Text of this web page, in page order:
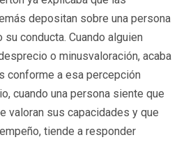
depositan sobre una persona
conducta. Cuando alguien
o minusvaloración, acaba
conforme a esa percepción
cuando una persona siente que
valoran sus capacidades y que
tiende a responder